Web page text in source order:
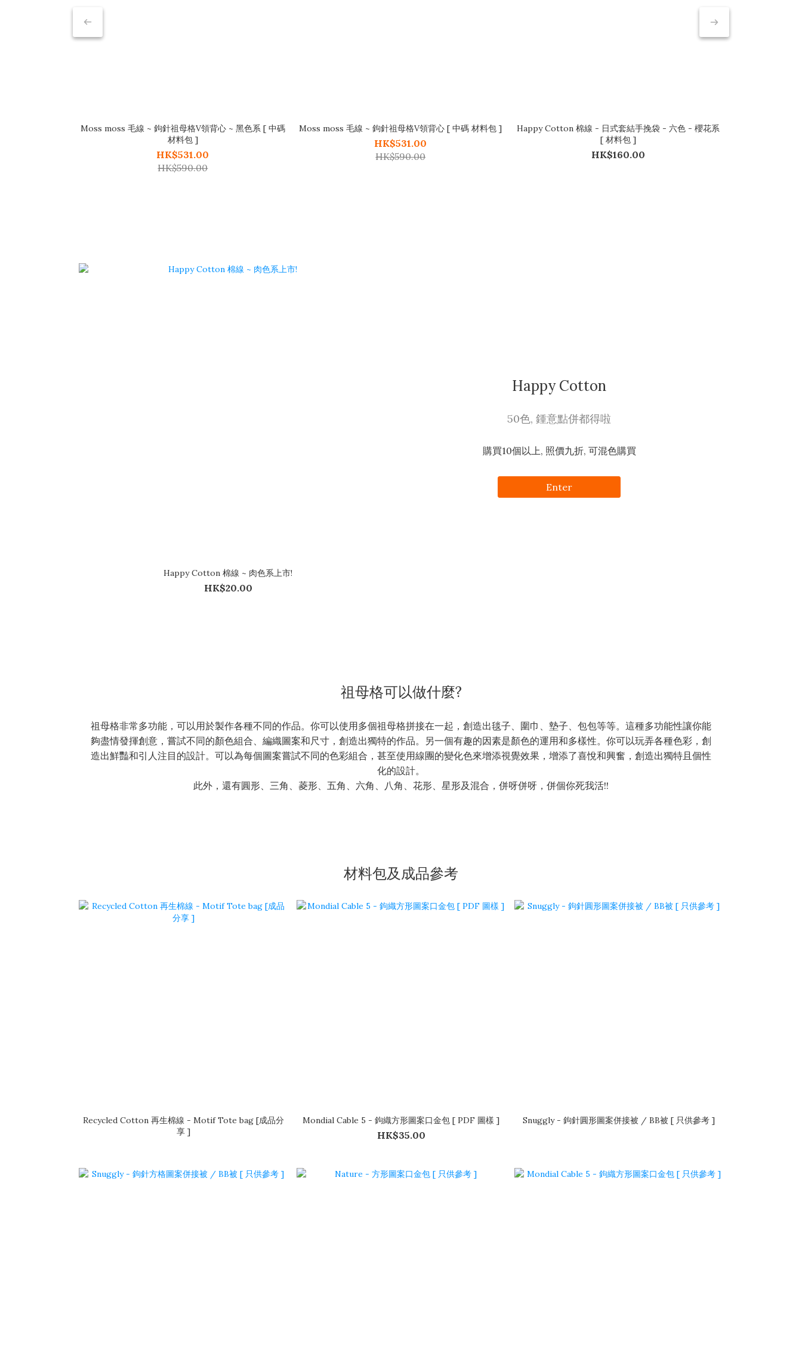
Moss moss 毛線 ~ 鉤針祖母格V領背心 ~ 黑色系 [ 中碼
材料包 ]
HK$531.00
HK$590.00
Moss moss 毛線 ~ 鉤針祖母格V領背心 [ 中碼 材料包 ]
HK$531.00
HK$590.00
Happy Cotton 棉線 - 日式套結手挽袋 - 六色 - 櫻花系
[ 材料包 ]
HK$160.00
Happy Cotton 棉線 ~ 肉色系上市!
HK$20.00
Happy Cotton
50色, 鍾意點併都得啦
購買10個以上, 照價九折, 可混色購買
Enter
祖母格可以做什麼?
祖母格非常多功能，可以用於製作各種不同的作品。你可以使用多個祖母格拼接在一起，創造出毯子、圍巾、墊子、包包等等。這種多功能性讓你能
夠盡情發揮創意，嘗試不同的顏色組合、編織圖案和尺寸，創造出獨特的作品。另一個有趣的因素是顏色的運用和多樣性。你可以玩弄各種色彩，創
造出鮮豔和引人注目的設計。可以為每個圖案嘗試不同的色彩組合，甚至使用線團的變化色來增添視覺效果，增添了喜悅和興奮，創造出獨特且個性
化的設計。
此外，還有圓形、三角、菱形、五角、六角、八角、花形、星形及混合，併呀併呀，併個你死我活!!
材料包及成品參考
Recycled Cotton 再生棉線 - Motif Tote bag [成品分
享 ]
Mondial Cable 5 - 鉤織方形圖案口金包 [ PDF 圖樣 ]
HK$35.00
Snuggly - 鉤針圓形圖案併接被 / BB被 [ 只供參考 ]